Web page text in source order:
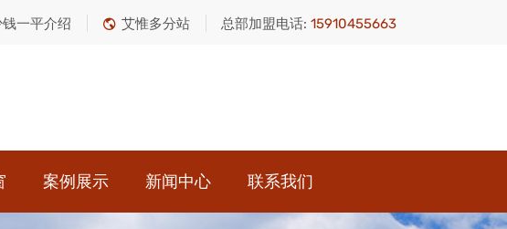
一平介绍 艾惟多分站 总部加盟电话: 15910455663
案例展示 新闻中心 联系我们